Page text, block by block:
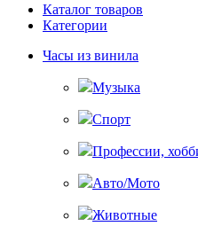
Каталог товаров
Категории
Часы из винила
Музыка
Спорт
Профессии,
Авто/Мото
Животные